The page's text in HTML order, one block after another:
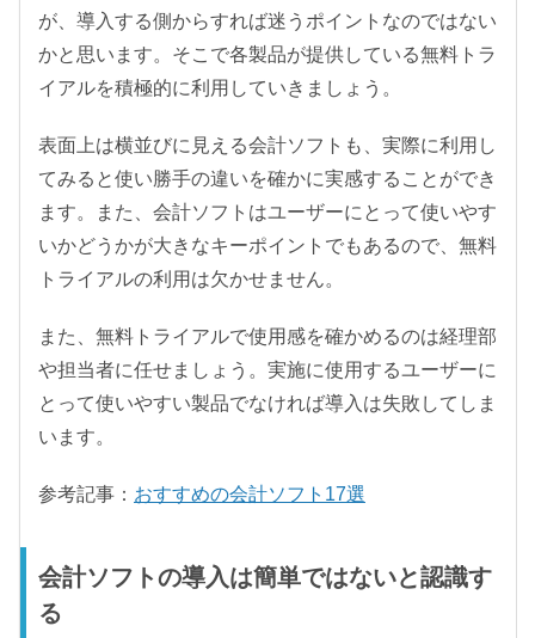
が、導入する側からすれば迷うポイントなのではない
かと思います。そこで各製品が提供している無料トラ
イアルを積極的に利用していきましょう。
表面上は横並びに見える会計ソフトも、実際に利用し
てみると使い勝手の違いを確かに実感することができ
ます。また、会計ソフトはユーザーにとって使いやす
いかどうかが大きなキーポイントでもあるので、無料
トライアルの利用は欠かせません。
また、無料トライアルで使用感を確かめるのは経理部
や担当者に任せましょう。実施に使用するユーザーに
とって使いやすい製品でなければ導入は失敗してしま
います。
参考記事： おすすめの会計ソフト17選
会計ソフトの導入は簡単ではないと認識す
る